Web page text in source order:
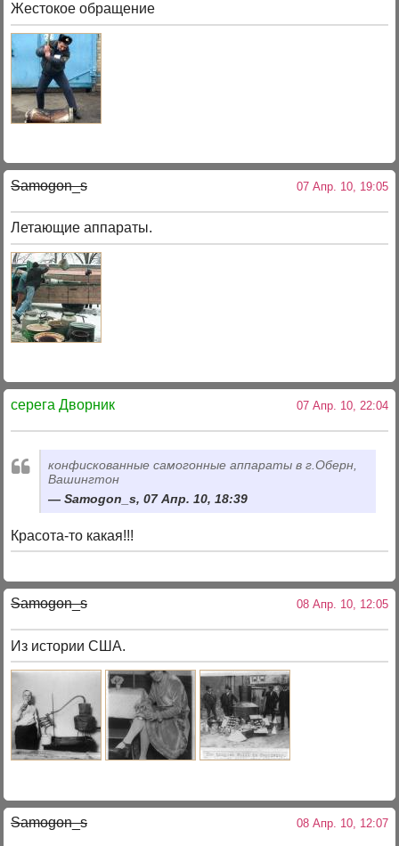
Жестокое обращение
Samogon_s 07 Апр. 10, 19:05
Летающие аппараты.
серега Дворник 07 Апр. 10, 22:04
конфискованные самогонные аппараты в г.Оберн,
Вашингтон
Samogon_s, 07 Апр. 10, 18:39
Красота-то какая!!!
Samogon_s 08 Апр. 10, 12:05
Из истории США.
Samogon_s 08 Апр. 10, 12:07